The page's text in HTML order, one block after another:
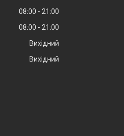
08:00
21:00
08:00
21:00
Вихідний
Вихідний